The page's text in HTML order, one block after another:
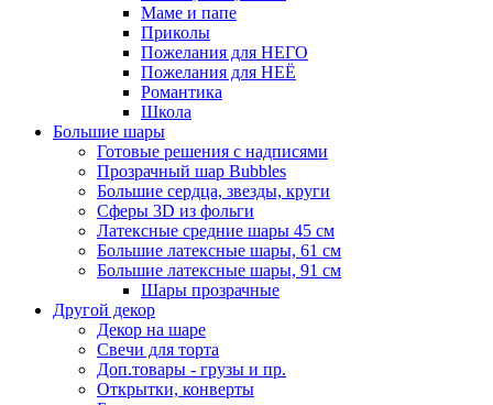
Маме и папе
Приколы
Пожелания для НЕГО
Пожелания для НЕЁ
Романтика
Школа
Большие шары
Готовые решения с надписями
Прозрачный шар Bubbles
Большие сердца, звезды, круги
Сферы 3D из фольги
Латексные средние шары 45 см
Большие латексные шары, 61 см
Большие латексные шары, 91 см
Шары прозрачные
Другой декор
Декор на шаре
Свечи для торта
Доп.товары - грузы и пр.
Открытки, конверты